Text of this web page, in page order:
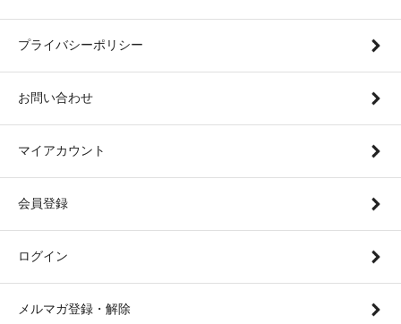
プライバシーポリシー
お問い合わせ
マイアカウント
会員登録
ログイン
メルマガ登録・解除